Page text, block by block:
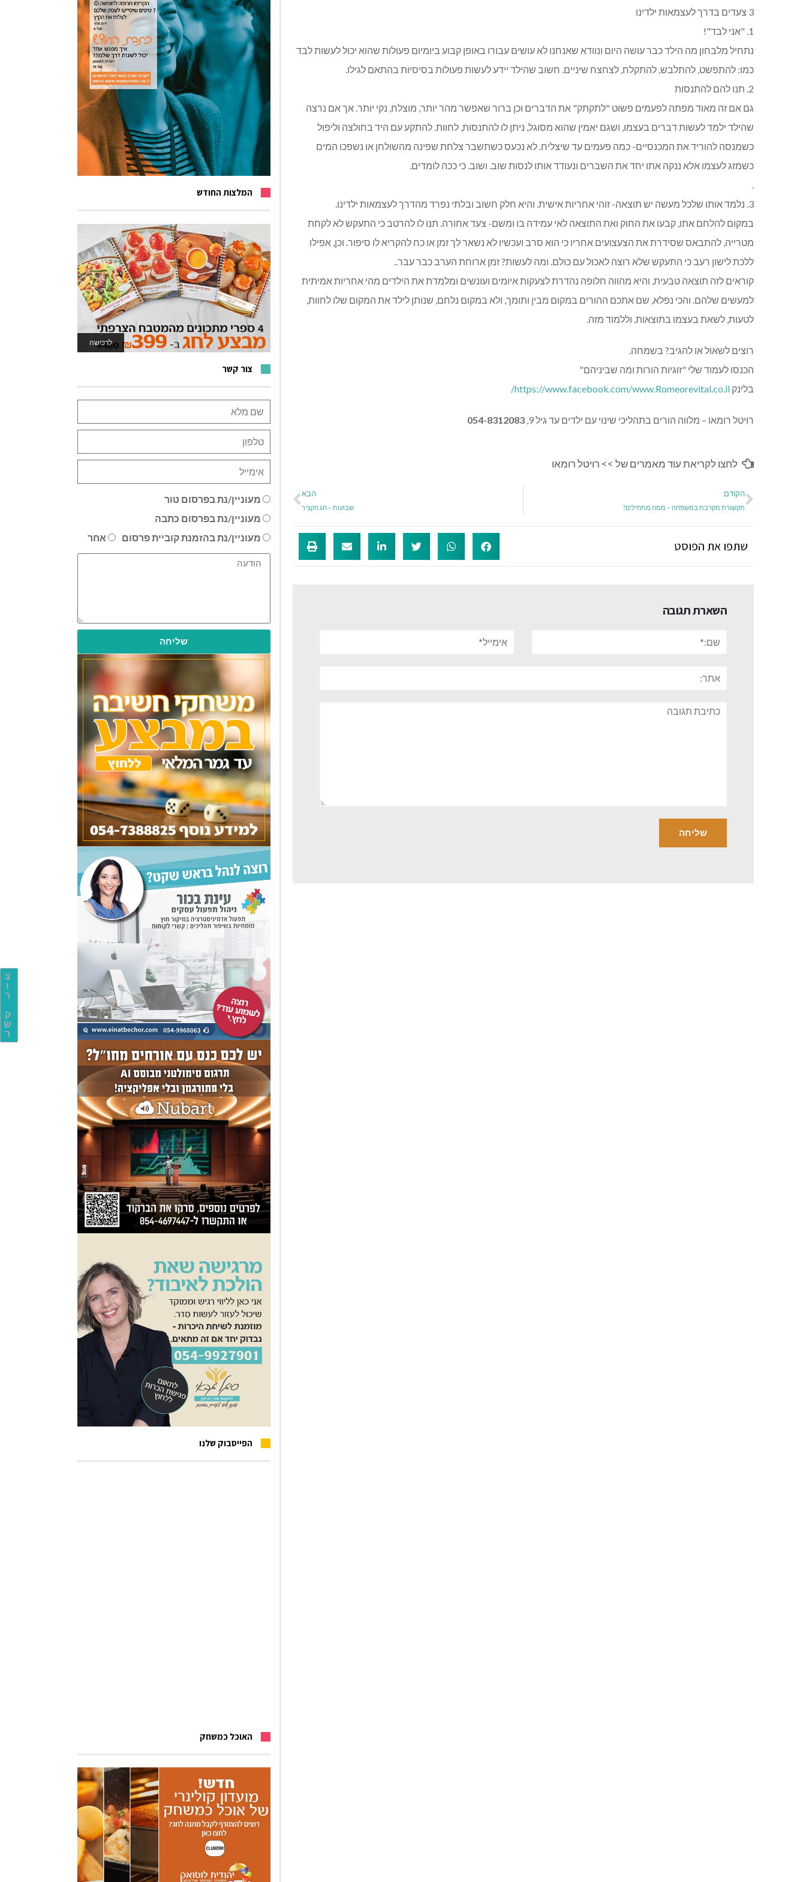
צ
ו
ר
ק
ש
ר
3 צעדים בדרך לעצמאות ילדינו
1. "אני לבד"!
נתחיל מלבחון מה הילד כבר עושה היום ונוודא שאנחנו לא עושים עבורו באופן קבוע ביומיום פעולות שהוא יכול לעשות לבד
כמו: להתפשט, להתלבש, להתקלח, לצחצח שיניים. חשוב שהילד יידע לעשות פעולות בסיסיות בהתאם לגילו.
2. תנו להם להתנסות
גם אם זה מאוד מפתה לפעמים פשוט "לתקתק" את הדברים וכן ברור שאפשר מהר יותר, מוצלח, נקי יותר. אך אם נרצה
שהילד ילמד לעשות דברים בעצמו, ושגם יאמין שהוא מסוגל, ניתן לו להתנסות, לחוות. להתקע עם היד בחולצה וליפול
כשמנסה להוריד את המכנסיים- כמה פעמים עד שיצליח. לא נכעס כשתשבר צלחת שפינה מהשולחן או נשפכו המים
כשמזג לעצמו אלא ננקה אתו יחד את השברים ונעודד אותו לנסות שוב. ושוב. כי ככה לומדים.
3. נלמד אותו שלכל מעשה יש תוצאה- זוהי אחריות אישית. והיא חלק חשוב ובלתי נפרד מהדרך לעצמאות ילדינו.
במקום להלחם אתו, קבעו את החוק ואת התוצאה לאי עמידה בו ומשם- צעד אחורה. תנו לו להרטב כי התעקש לא לקחת
מטרייה, להתבאס שסידרת את הצעצועים אחריו כי הוא סרב ועכשיו לא נשאר לך זמן או כח להקריא לו סיפור. וכן, אפילו
ללכת לישון רעב כי התעקש שלא רוצה לאכול עם כולם. ומה לעשות? זמן ארוחת הערב כבר עבר..
קוראים לזה תוצאה טבעית, והיא מהווה חלופה נהדרת לצעקות איומים ועונשים ומלמדת את הילדים מהי אחריות אמיתית
למעשים שלהם. והכי נפלא, שם אתכם ההורים במקום מבין ותומך, ולא במקום נלחם, שנותן לילד את המקום שלו לחוות,
לטעות, לשאת בעצמו בתוצאות. וללמוד מזה.
רוצים לשאול או להגיב? בשמחה.
הכנסו לעמוד שלי "זוגיות הורות ומה שביניהם"
בלינק https://www.facebook.com/www.Romeorevital.co.il/
רויטל רומאו – מלווה הורים בתהליכי שינוי עם ילדים עד גיל 9, 054-8312083
לחצו לקריאת עוד מאמרים של >> רויטל רומאו
הקודם
תקשורת מקרבת במשפחה – ממה מתחילים?
הבא
שבועות – חג הקציר
שתפו את הפוסט
השארת תגובה
המלצות החודש
לרכישה
לאתר המשחקים
צור קשר
מעוניין/נת בפרסום טור
מעוניין/נת בפרסום כתבה
מעוניין/נת בהזמנת קוביית פרסום
אחר
שליחה
הפייסבוק שלנו
האוכל כמשחק